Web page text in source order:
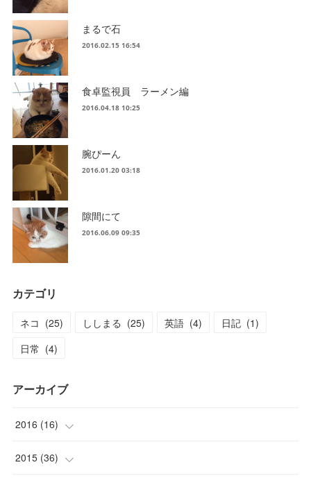
まるで石
2016.02.15 16:54
食卓監視員 ラーメン編
2016.04.18 10:25
腕ぴーん
2016.01.20 03:18
隙間にて
2016.06.09 09:35
カテゴリ
ネコ (25) ししまる (25) 英語 (4) 日記 (1)
日常 (4)
アーカイブ
2016 (16)
(1)
2015 (36)